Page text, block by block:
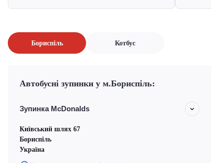
Бориспіль Котбус
Автобусні зупинки у м.Бориспіль:
Зупинка McDonalds
Київський шлях 67
Бориспіль
Україна